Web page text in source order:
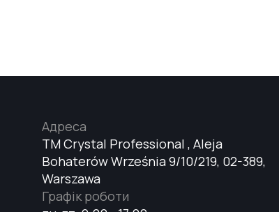
TM Crystal Professional , Aleja
Bohaterów Września 9/10/219, 02-389,
Warszawa
Адреса
Графік роботи